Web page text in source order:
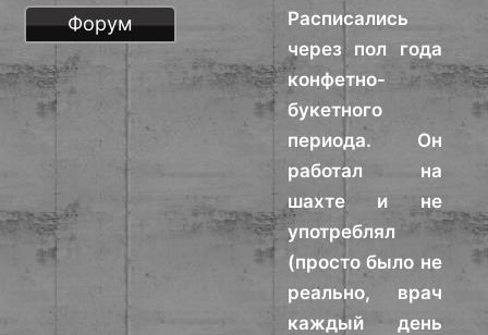
Расписались
через пол года
конфетно-
букетного
периода. Он
работал на
шахте и не
употреблял
(просто было не
реально, врач
каждый день
Форум